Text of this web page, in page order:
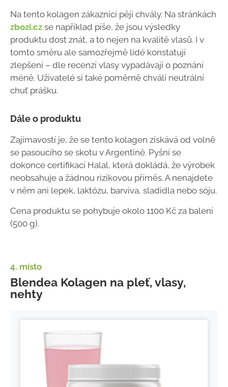
Na tento kolagen zákazníci pějí chvály. Na stránkách
zbozi.cz se například píše, že jsou výsledky
produktu dost znát, a to nejen na kvalitě vlasů. I v
tomto směru ale samozřejmě lidé konstatují
zlepšení – dle recenzí vlasy vypadávají o poznání
méně. Uživatelé si také poměrně chválí neutrální
chuť prášku.
Dále o produktu
Zajímavostí je, že se tento kolagen získává od volně
se pasoucího se skotu v Argentině. Pyšní se
dokonce certifikací Halal, která dokládá, že výrobek
neobsahuje a žádnou rizikovou příměs. A nenajdete
v něm ani lepek, laktózu, barviva, sladidla nebo sóju.
Cena produktu se pohybuje okolo 1100 Kč za balení
(500 g).
4. místo
Blendea Kolagen na pleť, vlasy,
nehty